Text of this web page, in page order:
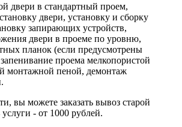
двери в стандартный проем,
двери, установку и сборку
запирающих устройств,
двери в проеме по уровню,
планок (если предусмотрены
проема мелкопористой
монтажной пеной, демонтаж
вы можете заказать вывоз старой
- от 1000 рублей.